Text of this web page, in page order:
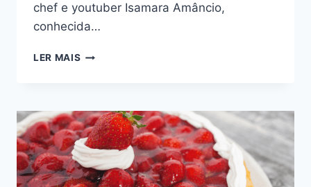
chef e youtuber Isamara Amâncio,
conhecida…
LER MAIS MOUSSE